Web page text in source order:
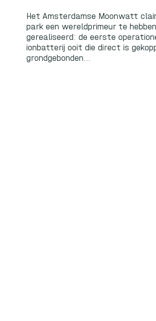
Het Amsterdamse Moonwatt
park een wereldprimeur te hebben
gerealiseerd: de eerste
ionbatterij ooit die direct is
grondgebonden...